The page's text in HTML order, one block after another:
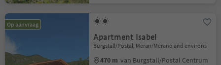
Op aanvraag
Apartment Isabel
Burgstall/Postal, Meran/Merano and environs
470 m van Burgstall/Postal Centrum